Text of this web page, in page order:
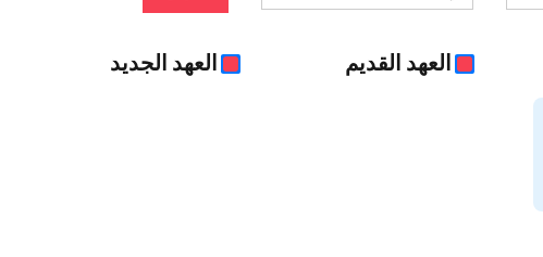
العهد القديم العهد الجديد